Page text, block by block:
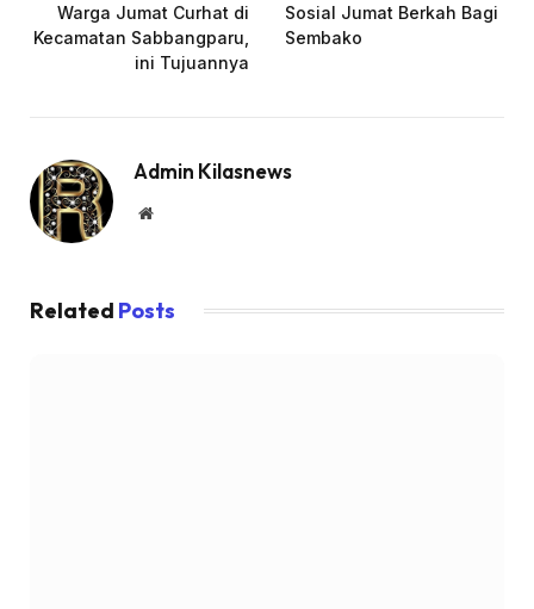
Warga Jumat Curhat di
Kecamatan Sabbangparu,
ini Tujuannya
Sosial Jumat Berkah Bagi
Sembako
Admin Kilasnews
Website
Related Posts